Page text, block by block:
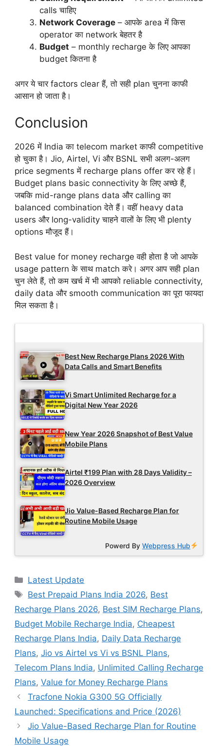
calls चाहिए
Network Coverage – आपके area में किस
operator का network बेहतर है
Budget – monthly recharge के लिए आपका
budget कितना है
अगर ये चार factors clear हैं, तो सही plan चुनना काफी
आसान हो जाता है।
Conclusion
2026 में India का telecom market काफी competitive
हो चुका है। Jio, Airtel, Vi और BSNL सभी अलग-अलग
price segments में recharge plans offer कर रहे हैं।
Budget plans basic connectivity के लिए अच्छे हैं,
जबकि mid-range plans data और calling का
balanced combination देते हैं। वहीं heavy data
users और long-validity चाहने वालों के लिए भी plenty
options मौजूद हैं।
Best value for money recharge वही होता है जो आपके
usage pattern के साथ match करे। अगर आप सही plan
चुन लेते हैं, तो कम खर्च में भी आपको reliable connectivity,
daily data और smooth communication का पूरा फायदा
मिल सकता है।
Best New Recharge Plans 2026 With
Data Calls and Smart Benefits
Vi Smart Unlimited Recharge for a
Digital New Year 2026
New Year 2026 Snapshot of Best Value
Mobile Plans
Airtel ₹199 Plan with 28 Days Validity –
2026 Overview
Jio Value-Based Recharge Plan for
Routine Mobile Usage
Powerd ByWebpress Hub
Categories
Latest Update
Tags
Best Prepaid Plans India 2026, Best
Recharge Plans 2026, Best SIM Recharge Plans,
Budget Mobile Recharge India, Cheapest
Recharge Plans India, Daily Data Recharge
Plans, Jio vs Airtel vs Vi vs BSNL Plans,
Telecom Plans India, Unlimited Calling Recharge
Plans, Value for Money Recharge Plans
Tracfone Nokia G300 5G Officially
Launched: Specifications and Price (2026)
Jio Value-Based Recharge Plan for Routine
Mobile Usage